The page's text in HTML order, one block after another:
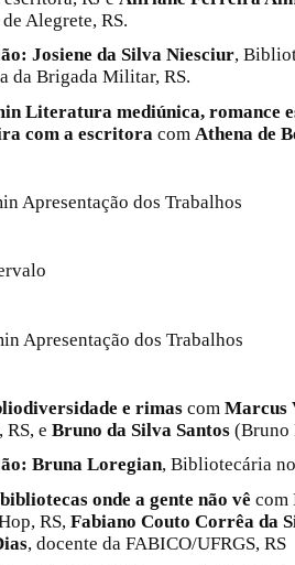
Alegrete, RS.
Josiene da Silva Niesciur,
da Brigada Militar, RS.
Literatura mediúnica, romance
com a escritora com Athena de
Apresentação dos Trabalhos
Apresentação dos Trabalhos
e rimas com Marcus
RS, e Bruno da Silva Santos (Bruno
Bruna Loregian, Bibliotecária
onde a gente não vê com
RS, Fabiano Couto Corrêa da
, docente da FABICO/UFRGS, RS